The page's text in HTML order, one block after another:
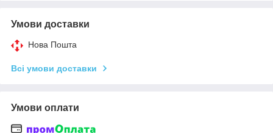
Умови доставки
Нова Пошта
Всі умови доставки
Умови оплати